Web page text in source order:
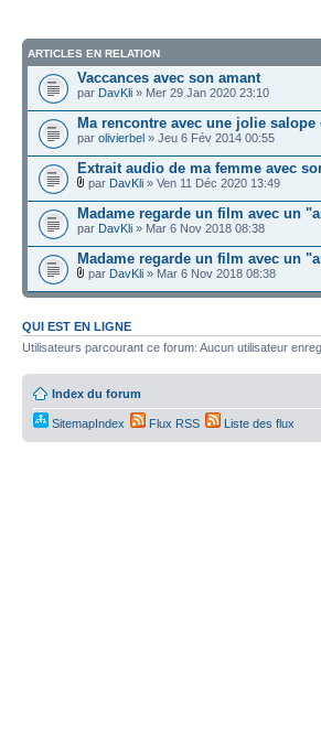
ARTICLES EN RELATION
Vaccances avec son amant
par DavKli » Mer 29 Jan 2020 23:10
Ma rencontre avec une jolie
par olivierbel » Jeu 6 Fév 2014 00:55
Extrait audio de ma femme avec
par DavKli » Ven 11 Déc 2020 13:49
Madame regarde un film avec un
par DavKli » Mar 6 Nov 2018 08:38
Madame regarde un film avec un
par DavKli » Mar 6 Nov 2018 08:38
QUI EST EN LIGNE
Utilisateurs parcourant ce forum: Aucun utilisateur
Index du forum
SitemapIndex Flux RSS Liste des flux